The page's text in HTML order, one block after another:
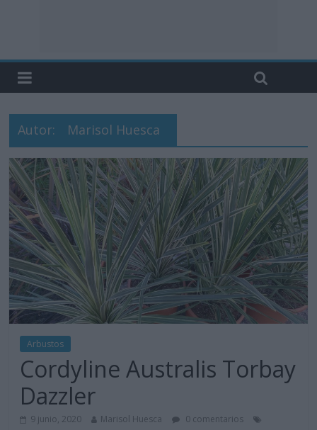
Autor: Marisol Huesca
Arbustos
Cordyline Australis Torbay
Dazzler
9 junio, 2020 Marisol Huesca
0 comentarios